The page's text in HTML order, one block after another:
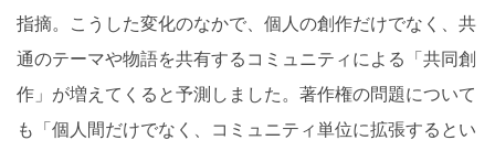
指摘。こうした変化のなかで、個人の創作だけでなく、共
通のテーマや物語を共有するコミュニティによる「共同創
作」が増えてくると予測しました。著作権の問題について
も「個人間だけでなく、コミュニティ単位に拡張するとい